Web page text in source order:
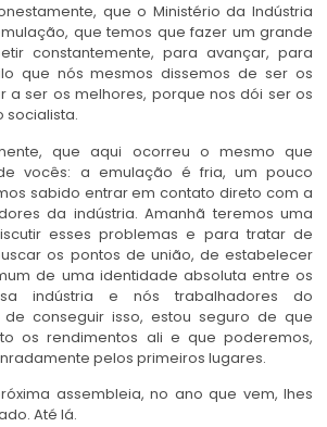
que o Ministério da Indústria
que temos que fazer um grande
constantemente, para avançar, para
que nós mesmos dissemos de ser os
a ser os melhores, porque nos dói ser os
socialista.
que aqui ocorreu o mesmo que
vocês: a emulação é fria, um pouco
sabido entrar em contato direto com a
da indústria. Amanhã teremos uma
esses problemas e para tratar de
os pontos de união, de estabelecer
de uma identidade absoluta entre os
indústria e nós trabalhadores do
de conseguir isso, estou seguro de que
os rendimentos ali e que poderemos,
pelos primeiros lugares.
assembleia, no ano que vem, lhes
Até lá.